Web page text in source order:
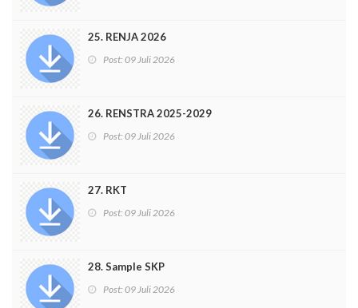
25. RENJA 2026
Post:09 Juli 2026
26. RENSTRA 2025-2029
Post:09 Juli 2026
27. RKT
Post:09 Juli 2026
28. Sample SKP
Post:09 Juli 2026